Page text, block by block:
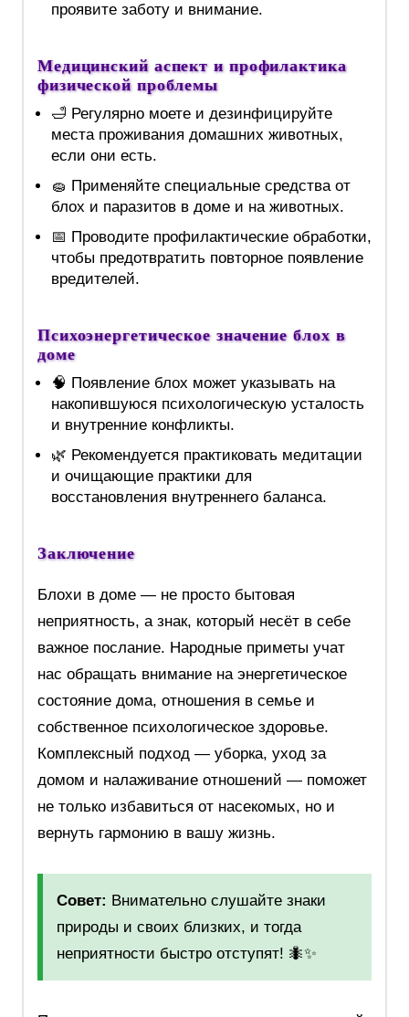
проявите заботу и внимание.
Медицинский аспект и профилактика
физической проблемы
🛁 Регулярно моете и дезинфицируйте
места проживания домашних животных,
если они есть.
🧽 Применяйте специальные средства от
блох и паразитов в доме и на животных.
📅 Проводите профилактические обработки,
чтобы предотвратить повторное появление
вредителей.
Психоэнергетическое значение блох в
доме
🧠 Появление блох может указывать на
накопившуюся психологическую усталость
и внутренние конфликты.
🌿 Рекомендуется практиковать медитации
и очищающие практики для
восстановления внутреннего баланса.
Заключение
Блохи в доме — не просто бытовая
неприятность, а знак, который несёт в себе
важное послание. Народные приметы учат
нас обращать внимание на энергетическое
состояние дома, отношения в семье и
собственное психологическое здоровье.
Комплексный подход — уборка, уход за
домом и налаживание отношений — поможет
не только избавиться от насекомых, но и
вернуть гармонию в вашу жизнь.
Совет: Внимательно слушайте знаки
природы и своих близких, и тогда
неприятности быстро отступят! 🐜✨